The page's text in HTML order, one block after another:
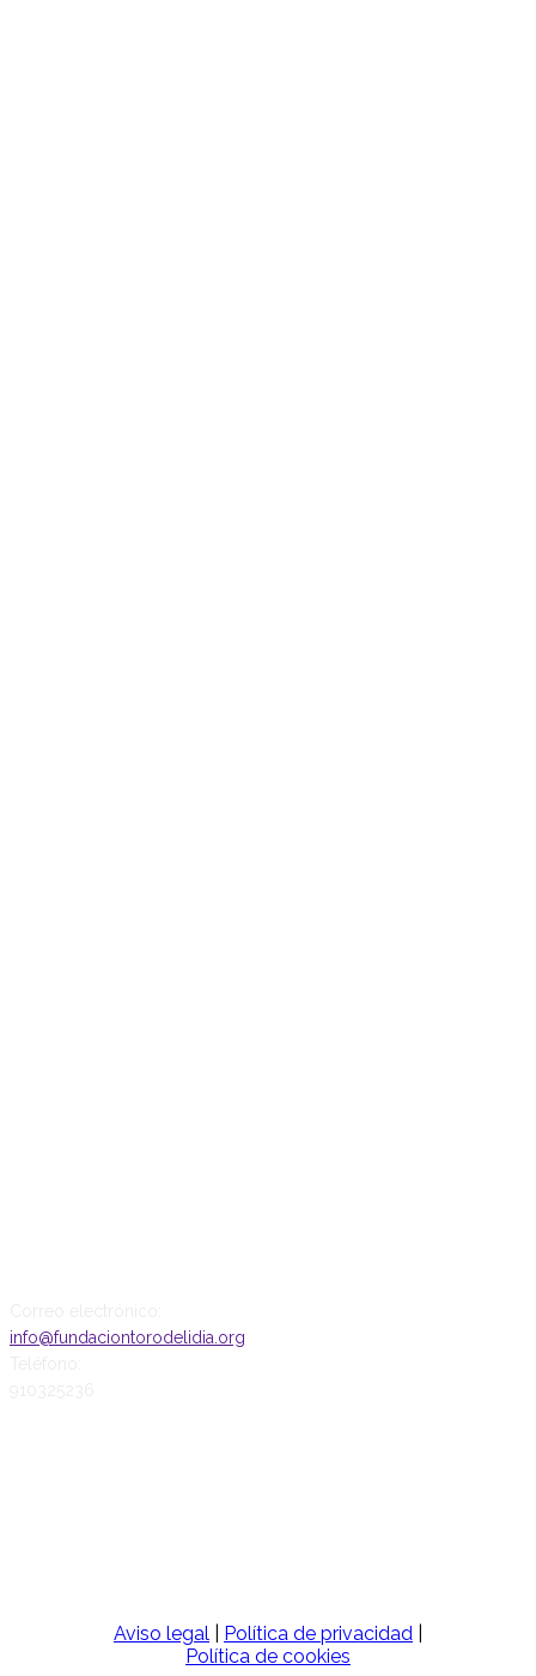
info@fundaciontorodelidia.org
Aviso legal Política de privacidad
Política de cookies